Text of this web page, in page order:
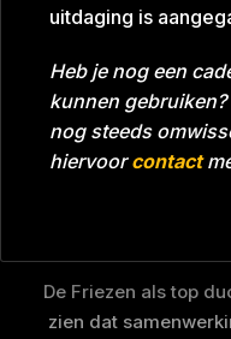
uitdaging is
Heb je nog een
kunnen
nog steeds
hiervoorcontact
Tijd Bijna
Room
De Friezen als top
zien dat